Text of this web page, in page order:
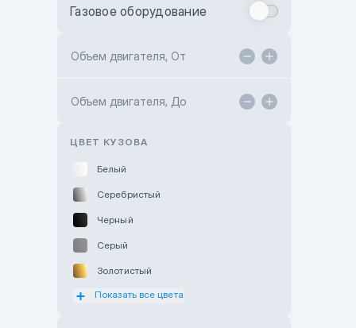
Toyota Kokshetau
Hyundai ShymCity
Газовое оборудование
Объем двигателя, От
Объем двигателя, До
ЦВЕТ КУЗОВА
Белый
Серебристый
Черный
Серый
Золотистый
Оранжевый
Показать все цвета